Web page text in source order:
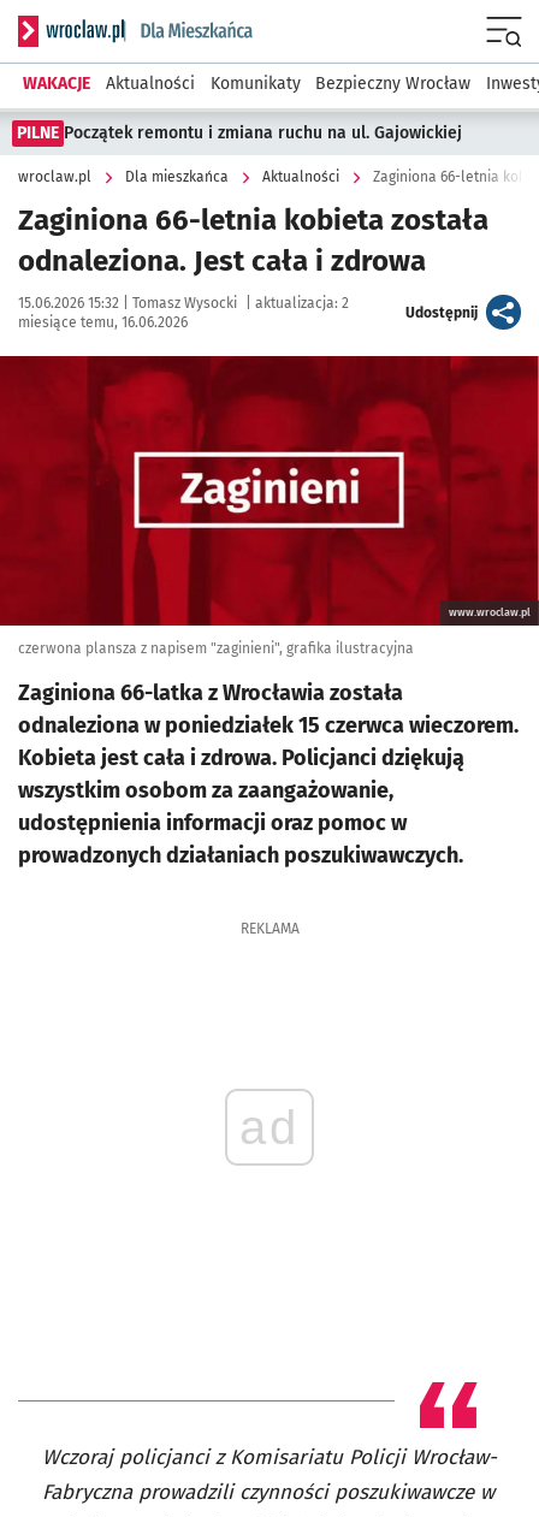
Serwis informacyjny wroclaw.pl podserwis: Dla mieszkańca
WAKACJE Aktualności Komunikaty Bezpieczny Wrocław
PILNE Początek remontu i zmiana ruchu na ul. Gajowickiej
wroclaw.pl Dla mieszkańca Aktualności Zaginiona 66-letnia
Zaginiona 66-letnia kobieta została
odnaleziona. Jest cała i zdrowa
Data publikacji:
15.06.2026 15:32 | Autor:
Tomasz Wysocki aktualizacja: 2
miesiące temu, 16.06.2026
Udostępnijartykuł
Kliknij, aby powiększyć
www.wroclaw.pl
czerwona plansza z napisem "zaginieni", grafika ilustracyjna
Zaginiona 66-latka z Wrocławia została
odnaleziona w poniedziałek 15 czerwca wieczorem.
Kobieta jest cała i zdrowa. Policjanci dziękują
wszystkim osobom za zaangażowanie,
udostępnienia informacji oraz pomoc w
prowadzonych działaniach poszukiwawczych.
REKLAMA
ad
Wczoraj policjanci z Komisariatu Policji Wrocław-
Fabryczna prowadzili czynności poszukiwawcze w